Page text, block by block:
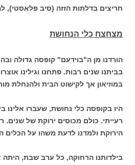
חריצים בדלתות הזזה (סיב פלאסטי),
מצחצח כלי הנחושת
הורדנו מן ה"בוידעם" קופסה גדולה
בביתנו שנים רבות. פתחנו וגילינו
במוזיאון אך לקישוט הבית ולהנחלת
היו בקופסה כלי נחושת, שעברו אלינו
רעייתי. כולם מכוסים ירוקת של
הירוקת ולמדנו לדעת משהו על
בילדותנו הרחוקה, כל ערב שבת,